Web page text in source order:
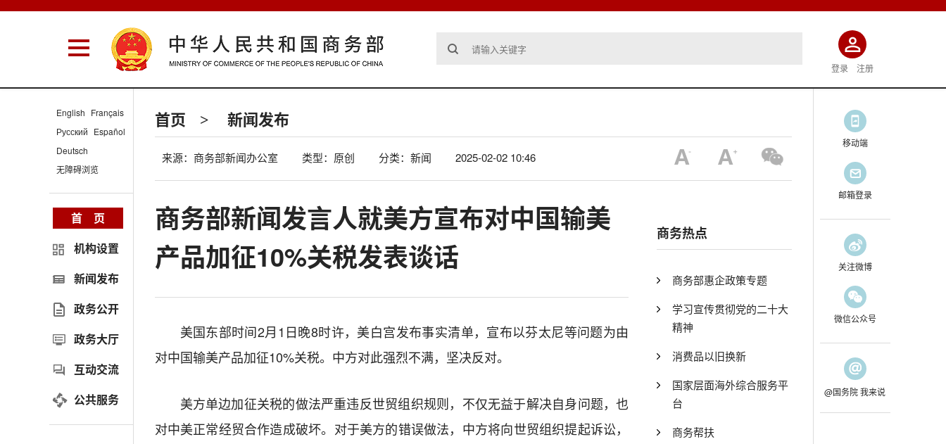
登录 注册
首页 > 新闻发布
来源：商务部新闻办公室 类型：原创 分类：新闻 2025-02-02 10:46
商务部新闻发言人就美方宣布对中国输美
产品加征10%关税发表谈话
美国东部时间2月1日晚8时许，美白宫发布事实清单，宣布以芬太尼等问题为由
对中国输美产品加征10%关税。中方对此强烈不满，坚决反对。
美方单边加征关税的做法严重违反世贸组织规则，不仅无益于解决自身问题，也
对中美正常经贸合作造成破坏。对于美方的错误做法，中方将向世贸组织提起诉讼，
商务热点
商务部惠企政策专题
学习宣传贯彻党的二十大
精神
消费品以旧换新
国家层面海外综合服务平
台
商务帮扶
English Français
Русский Español
Deutsch
无障碍浏览
首 页
机构设置
新闻发布
政务公开
政务大厅
互动交流
公共服务
移动端
邮箱登录
关注微博
微信公众号
@国务院 我来说